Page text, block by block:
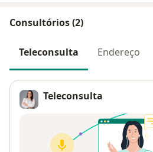
Consultórios (2)
Teleconsulta Endereço
Teleconsulta